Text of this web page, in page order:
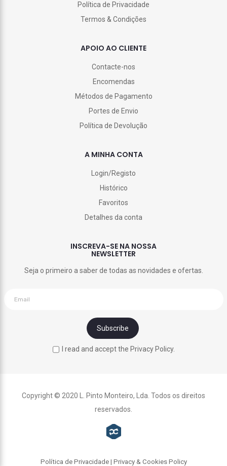
Política de Privacidade
Termos & Condições
APOIO AO CLIENTE
Contacte-nos
Encomendas
Métodos de Pagamento
Portes de Envio
Política de Devolução
A MINHA CONTA
Login/Registo
Histórico
Favoritos
Detalhes da conta
INSCREVA-SE NA NOSSA
NEWSLETTER
Seja o primeiro a saber de todas as novidades e ofertas.
I read and accept the Privacy Policy.
Copyright © 2020 L. Pinto Monteiro, Lda. Todos os direitos
reservados.
Política de Privacidade | Privacy & Cookies Policy